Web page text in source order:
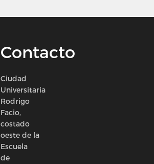
Contacto
Ciudad
Universitaria
Rodrigo
Facio,
costado
oeste de la
Escuela
de